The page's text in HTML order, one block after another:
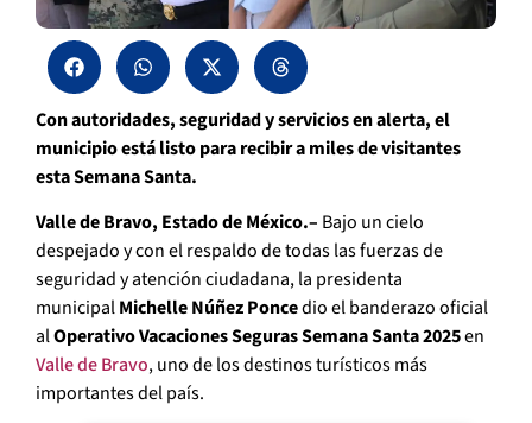
Con autoridades, seguridad y servicios en alerta, el
municipio está listo para recibir a miles de visitantes
esta Semana Santa.
Valle de Bravo, Estado de México.– Bajo un cielo
despejado y con el respaldo de todas las fuerzas de
seguridad y atención ciudadana, la presidenta
municipalMichelle Núñez Poncedio el banderazo oficial
alOperativo Vacaciones Seguras Semana Santa 2025en
Valle de Bravo, uno de los destinos turísticos más
importantes del país.